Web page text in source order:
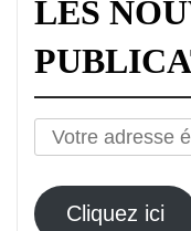
LES
Votre
électronique
Cliquez ici